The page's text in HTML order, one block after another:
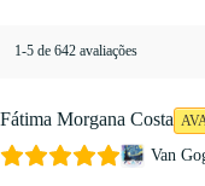
1-5 de 642 avaliações
Fátima Morgana Costa
Van